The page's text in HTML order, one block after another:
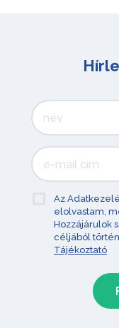
Az
elolvastam,
Hozzájárulok
céljából
Tájékoztató